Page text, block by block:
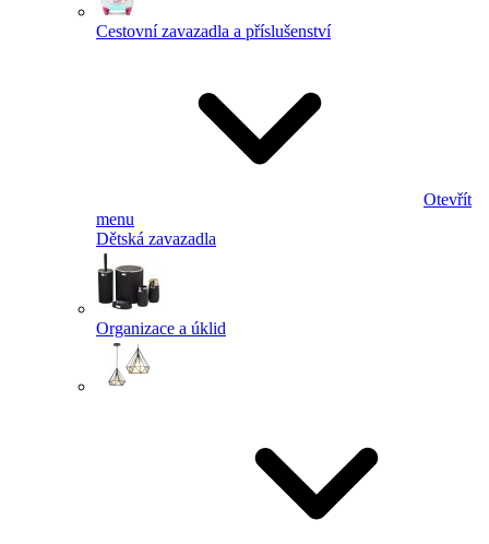
Cestovní zavazadla a příslušenství
Otevřít
menu
Dětská zavazadla
Organizace a úklid